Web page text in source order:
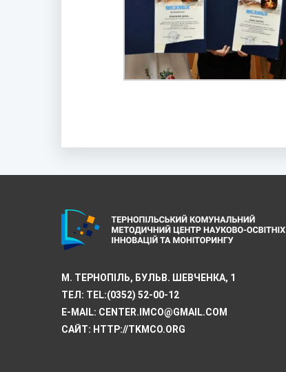
М. ТЕРНОПІЛЬ, БУЛЬВ. ШЕВЧЕНКА, 1
ТЕЛ: TEL:(0352) 52-00-12
E-MAIL: CENTER.IMCO@GMAIL.COM
САЙТ: HTTP://TKMCО.ORG